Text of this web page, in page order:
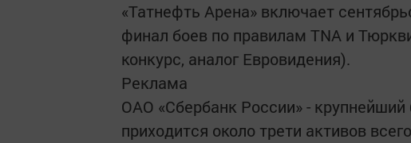
«Татнефть Арена» включает
финал боев по правилам TNA и
конкурс, аналог Евровидения).
Реклама
ОАО «Сбербанк России» -
приходится около трети активов